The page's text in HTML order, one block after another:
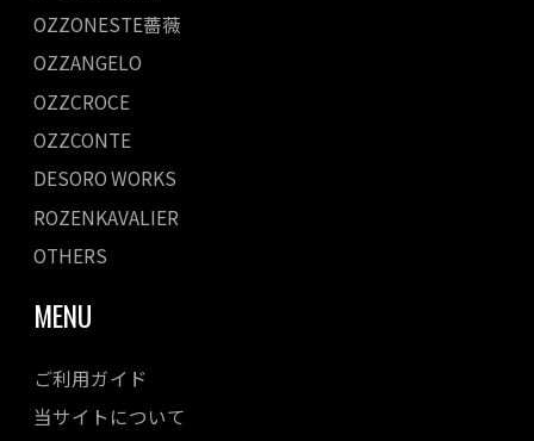
OZZONESTE薔薇
OZZANGELO
OZZCROCE
OZZCONTE
DESORO WORKS
ROZENKAVALIER
OTHERS
MENU
ご利用ガイド
当サイトについて